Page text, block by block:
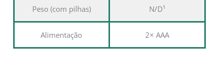
Peso (com pilhas) N/D¹
Alimentação 2× AAA